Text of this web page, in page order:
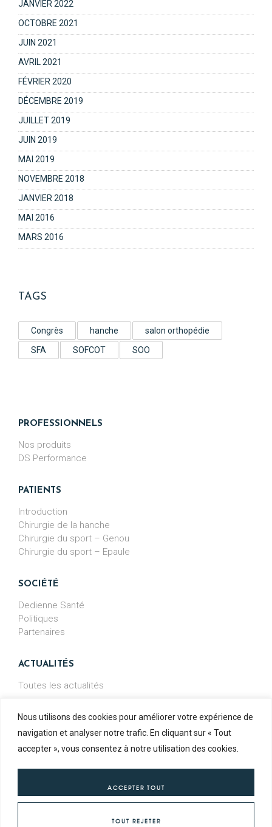
Nous utilisons des cookies pour améliorer votre expérience de
navigation et analyser notre trafic. En cliquant sur « Tout
accepter », vous consentez à notre utilisation des cookies.
TOUT REJETER
ACCEPTER TOUT
JANVIER 2022
OCTOBRE 2021
JUIN 2021
AVRIL 2021
FÉVRIER 2020
DÉCEMBRE 2019
JUILLET 2019
JUIN 2019
MAI 2019
NOVEMBRE 2018
JANVIER 2018
MAI 2016
MARS 2016
TAGS
Congrès hanche
salon orthopédie
SFA
SOFCOT SOO
PROFESSIONNELS
Nos produits
DS Performance
PATIENTS
Introduction
Chirurgie de la hanche
Chirurgie du sport – Genou
Chirurgie du sport – Epaule
SOCIÉTÉ
Dedienne Santé
Politiques
Partenaires
ACTUALITÉS
Toutes les actualités
EN FRANCE